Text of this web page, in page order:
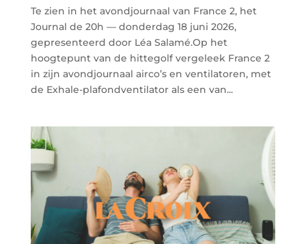
Te zien in het avondjournaal van France 2, het
Journal de 20h — donderdag 18 juni 2026,
gepresenteerd door Léa Salamé.Op het
hoogtepunt van de hittegolf vergeleek France 2
in zijn avondjournaal airco’s en ventilatoren, met
de Exhale-plafondventilator als een van...